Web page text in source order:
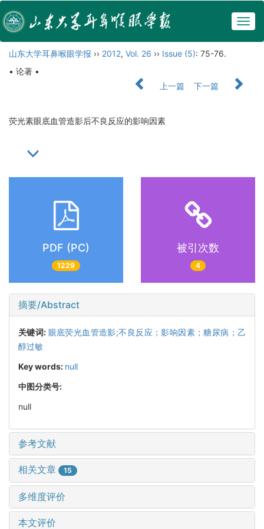
山东大学耳鼻喉眼学报 ›› 2012, Vol. 26 ›› Issue (5): 75-76.
• 论著 •
上一篇
下一篇
荧光素眼底血管造影后不良反应的影响因素
PDF (PC)
1229
被引次数
4
摘要/Abstract
关键词: 眼底荧光血管造影;不良反应；影响因素；糖尿病；乙
醇过敏
Key words: null
中图分类号:
null
参考文献
相关文章 15
多维度评价
本文评价